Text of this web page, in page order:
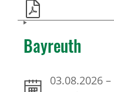
Bayreuth
03.08.2026 –